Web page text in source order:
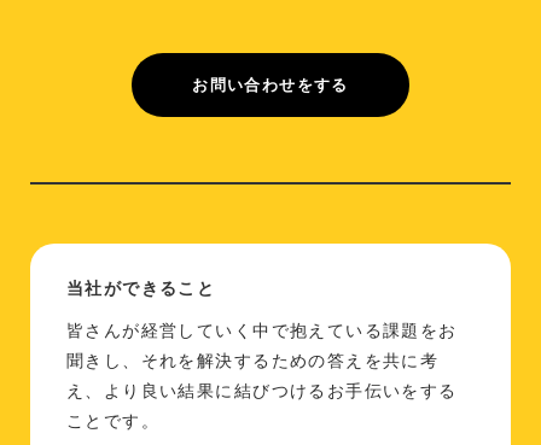
お問い合わせをする
当社ができること
皆さんが経営していく中で抱えている課題をお
聞きし、それを解決するための答えを共に考
え、より良い結果に結びつけるお手伝いをする
ことです。